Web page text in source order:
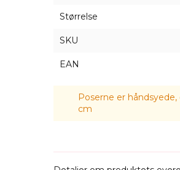
Størrelse
SKU
EAN
Poserne er
cm